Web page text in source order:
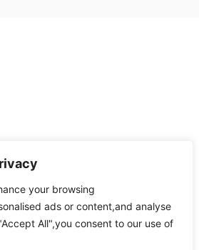
your browsing
ads or content,and analyse
All",you consent to our use of